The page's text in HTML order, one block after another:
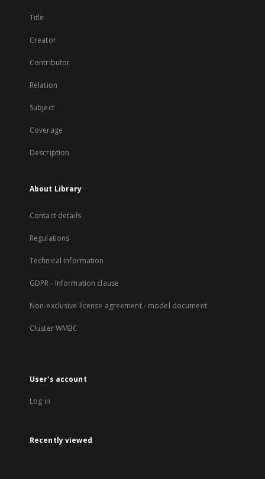
Title
Creator
Contributor
Relation
Subject
Coverage
Description
About Library
Contact details
Regulations
Technical Information
GDPR - Information clause
Non-exclusive license agreement - model document
Cluster WMBC
User's account
Log in
Recently viewed